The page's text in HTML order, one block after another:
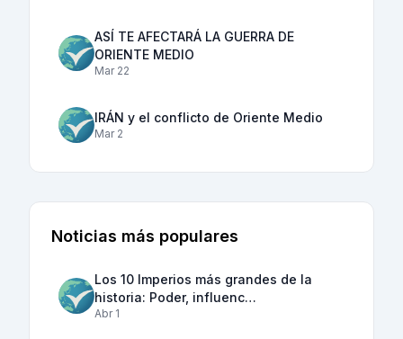
ASÍ TE AFECTARÁ LA GUERRA DE
ORIENTE MEDIO
Mar 22
IRÁN y el conflicto de Oriente Medio
Mar 2
Noticias más populares
Los 10 Imperios más grandes de la
historia: Poder, influenc…
Abr 1